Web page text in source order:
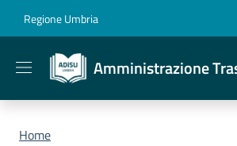
Regione Umbria
Amministrazione
Briciole di pane
Home